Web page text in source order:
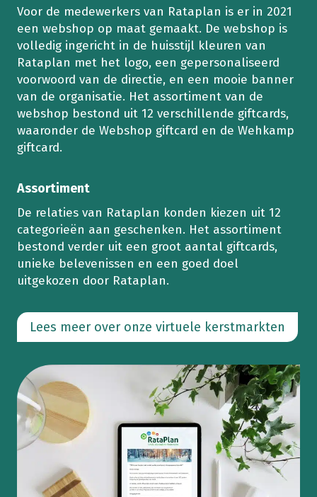
Voor de medewerkers van Rataplan is er in 2021
een webshop op maat gemaakt. De webshop is
volledig ingericht in de huisstijl kleuren van
Rataplan met het logo, een gepersonaliseerd
voorwoord van de directie, en een mooie banner
van de organisatie. Het assortiment van de
webshop bestond uit 12 verschillende giftcards,
waaronder de Webshop giftcard en de Wehkamp
giftcard.
Assortiment
De relaties van Rataplan konden kiezen uit 12
categorieën aan geschenken. Het assortiment
bestond verder uit een groot aantal giftcards,
unieke belevenissen en een goed doel
uitgekozen door Rataplan.
Lees meer over onze virtuele kerstmarkten